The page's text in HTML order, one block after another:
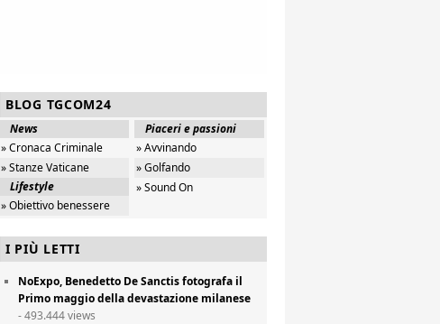
BLOG TGCOM24
News
» Cronaca Criminale
» Stanze Vaticane
Lifestyle
» Obiettivo benessere
Piaceri e passioni
» Avvinando
» Golfando
» Sound On
I PIÙ LETTI
NoExpo, Benedetto De Sanctis fotografa il
Primo maggio della devastazione milanese
- 493.444 views